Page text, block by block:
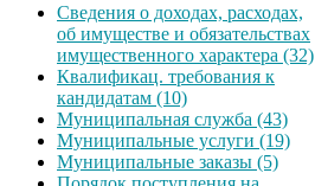
Сведения о доходах, расходах,
об имуществе и обязательствах
имущественного характера (32)
Квалификац. требования к
кандидатам (10)
Муниципальная служба (43)
Муниципальные услуги (19)
Муниципальные заказы (5)